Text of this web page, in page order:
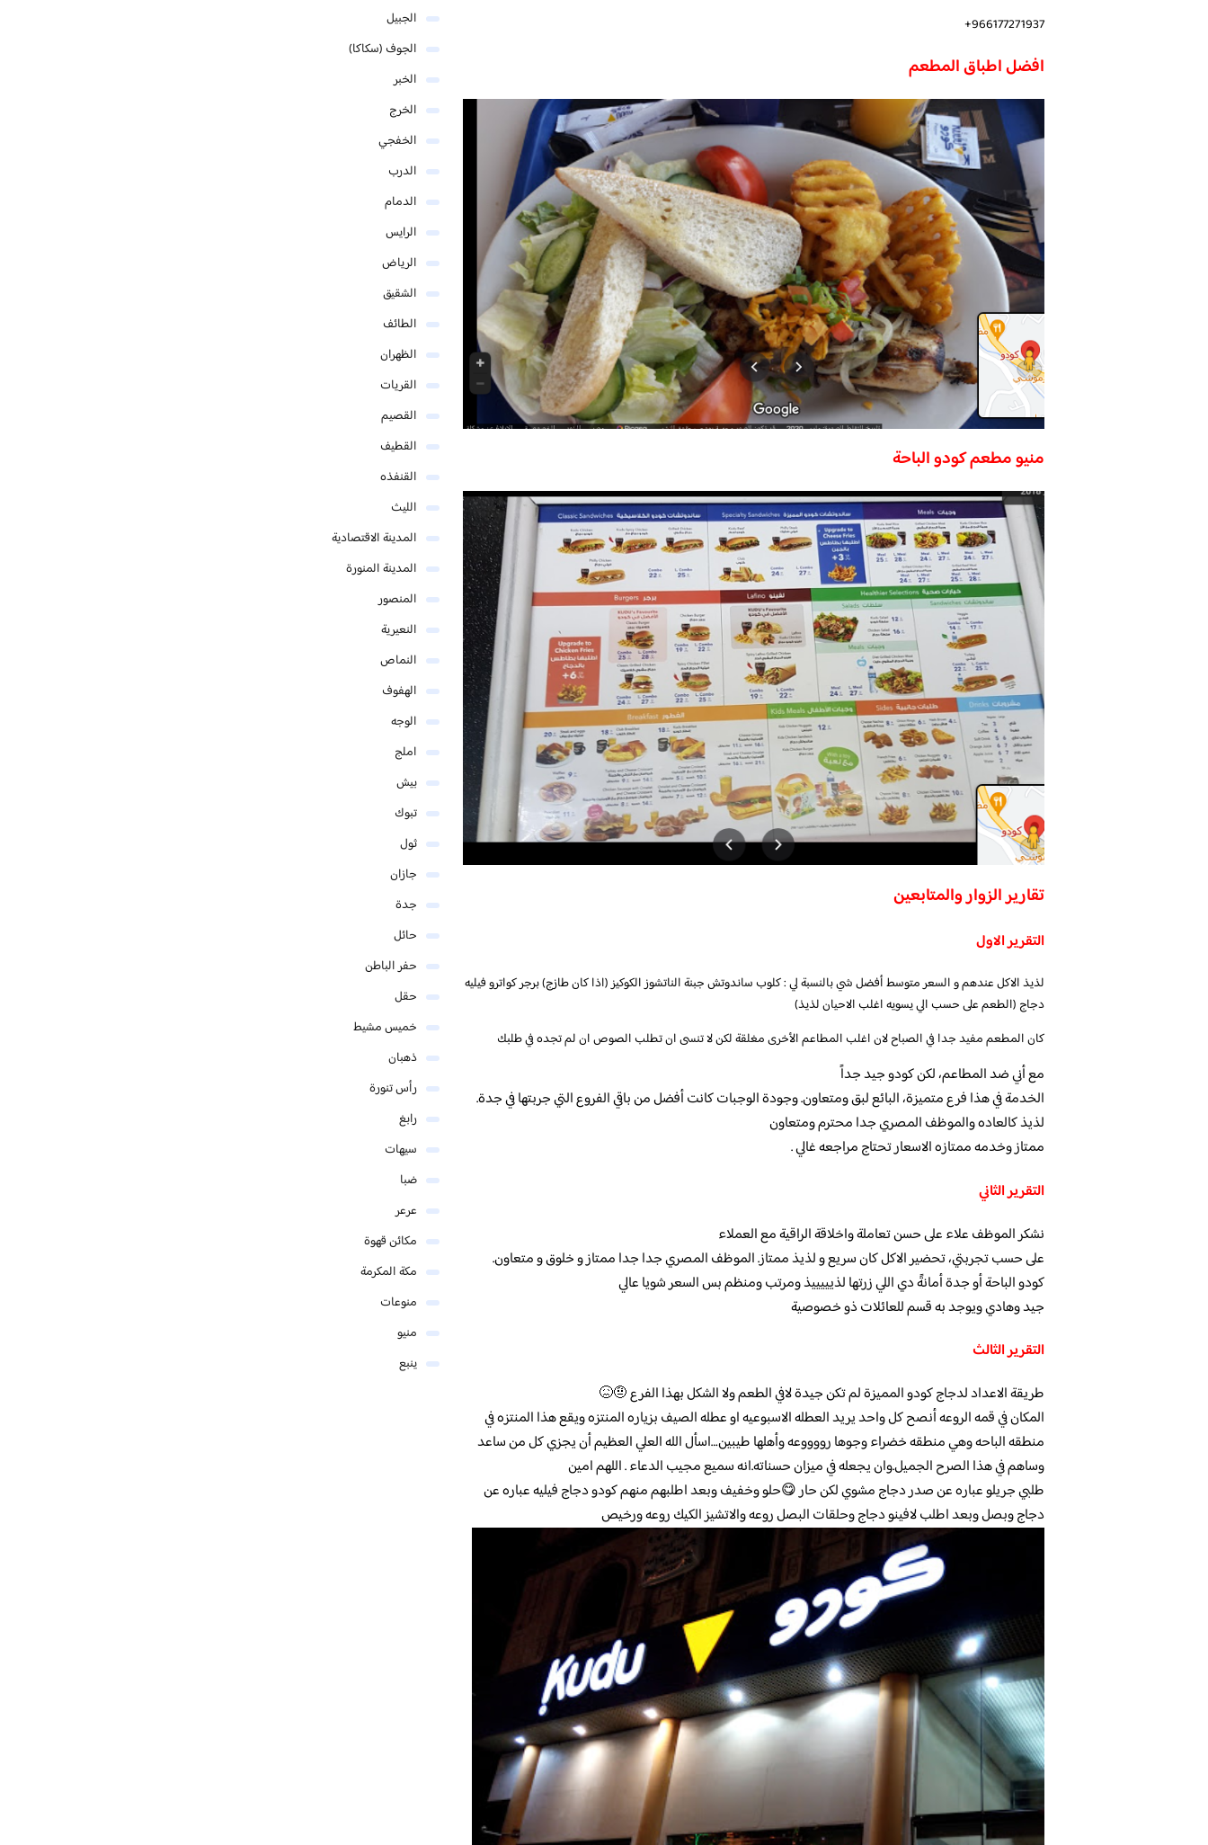
966177271937+
افضل اطباق المطعم
منيو مطعم كودو الباحة
تقارير الزوار والمتابعين
التقرير الاول
لذيذ الاكل عندهم و السعر متوسط أفضل شي بالنسبة لي : كلوب ساندوتش جبنة الناتشوز الكوكيز (اذا كان طازج) برجر كواترو فيليه
دجاج (الطعم على حسب الي يسويه اغلب الاحيان لذيذ)
كان المطعم مفيد جدا في الصباح لان اغلب المطاعم الأخرى مغلقة لكن لا تنسى ان تطلب الصوص ان لم تجده في طلبك
مع أني ضد المطاعم، لكن كودو جيد جداً
الخدمة في هذا فرع متميزة، البائع لبق ومتعاون. وجودة الوجبات كانت أفضل من باقي الفروع التي جربتها في جدة.
لذيذ كالعاده والموظف المصري جدا محترم ومتعاون
ممتاز وخدمه ممتازه الاسعار تحتاج مراجعه غالي .
التقرير الثاني
نشكر الموظف علاء على حسن تعاملة واخلاقة الراقية مع العملاء
على حسب تجربتي، تحضير الاكل كان سريع و لذيذ ممتاز. الموظف المصري جدا جدا ممتاز و خلوق و متعاون.
كودو الباحة أو جدة أمانةً دي اللي زرتها لذيييييذ ومرتب ومنظم بس السعر شويا عالي
جيد وهادي ويوجد به قسم للعائلات ذو خصوصية
التقرير الثالث
طريقة الاعداد لدجاج كودو المميزة لم تكن جيدة لافي الطعم ولا الشكل بهذا الفرع 🤨😖
المكان في قمه الروعه أنصح كل واحد يريد العطله الاسبوعيه او عطله الصيف بزياره المنتزه ويقع هذا المنتزه في
منطقه الباحه وهي منطقه خضراء وجوها رووووعه وأهلها طيبين…اسأل الله العلي العظيم أن يجزي كل من ساعد
وساهم في هذا الصرح الجميل.وان يجعله في ميزان حسناته.انه سميع مجيب الدعاء . اللهم امين
طلبي جريلو عباره عن صدر دجاج مشوي لكن حار 😋حلو وخفيف وبعد اطلبهم منهم كودو دجاج فيليه عباره عن
دجاج وبصل وبعد اطلب لافينو دجاج وحلقات البصل روعه والاتشيز الكيك روعه ورخيص
الجبيل
الجوف (سكاكا)
الخبر
الخرج
الخفجي
الدرب
الدمام
الرايس
الرياض
الشقيق
الطائف
الظهران
القريات
القصيم
القطيف
القنفذه
الليث
المدينة الاقتصادية
المدينة المنورة
المنصور
النعيرية
النماص
الهفوف
الوجه
املج
بيش
تبوك
ثول
جازان
جدة
حائل
حفر الباطن
حقل
خميس مشيط
ذهبان
رأس تنورة
رابغ
سيهات
ضبا
عرعر
مكائن قهوة
مكة المكرمة
منوعات
منيو
ينبع